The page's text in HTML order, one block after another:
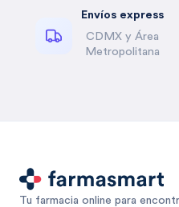
Envíos express
CDMX y Área
Metropolitana
Tu farmacia online para